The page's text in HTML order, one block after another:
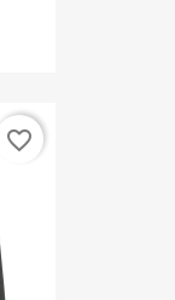
favorite_border